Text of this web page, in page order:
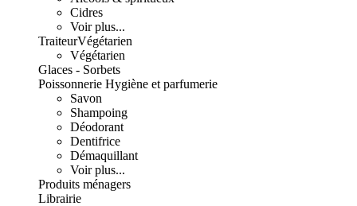
Cidres
Voir plus...
TraiteurVégétarien
Végétarien
Glaces - Sorbets
Poissonnerie Hygiène et parfumerie
Savon
Shampoing
Déodorant
Dentifrice
Démaquillant
Voir plus...
Produits ménagers
Librairie